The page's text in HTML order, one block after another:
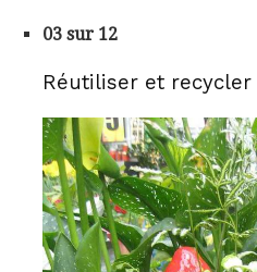
03 sur 12
Réutiliser et recycler